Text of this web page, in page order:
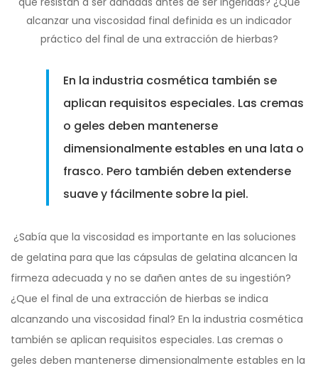
alcanzar una viscosidad final definida es un indicador
práctico del final de una extracción de hierbas?
En la industria cosmética también se
aplican requisitos especiales. Las cremas
o geles deben mantenerse
dimensionalmente estables en una lata o
frasco. Pero también deben extenderse
suave y fácilmente sobre la piel.
¿Sabía que la viscosidad es importante en las soluciones
de gelatina para que las cápsulas de gelatina alcancen la
firmeza adecuada y no se dañen antes de su ingestión?
¿Que el final de una extracción de hierbas se indica
alcanzando una viscosidad final? En la industria cosmética
también se aplican requisitos especiales. Las cremas o
geles deben mantenerse dimensionalmente estables en la